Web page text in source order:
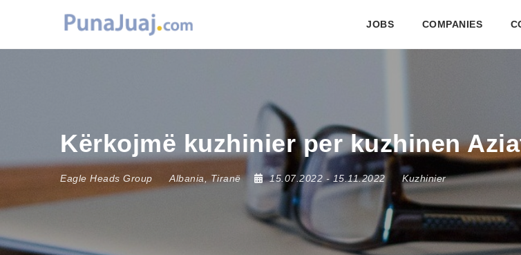
JOBS COMPANIES
Kërkojmë kuzhinier per kuzhinen
Eagle Heads Group Albania,Tiranë 15.07.2022 - 15.11.2022 Kuzhinier